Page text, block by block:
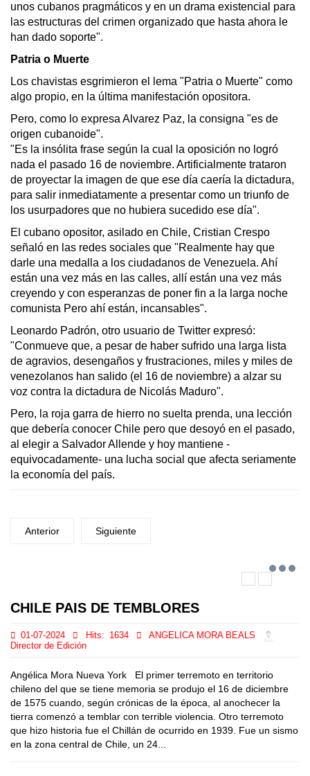
unos cubanos pragmáticos y en un drama existencial para
las estructuras del crimen organizado que hasta ahora le
han dado soporte".
Patria o Muerte
Los chavistas esgrimieron el lema "Patria o Muerte" como
algo propio, en la última manifestación opositora.
Pero, como lo expresa Alvarez Paz, la consigna "es de
origen cubanoide".
"Es la insólita frase según la cual la oposición no logró
nada el pasado 16 de noviembre. Artificialmente trataron
de proyectar la imagen de que ese día caería la dictadura,
para salir inmediatamente a presentar como un triunfo de
los usurpadores que no hubiera sucedido ese día".
El cubano opositor, asilado en Chile, Cristian Crespo
señaló en las redes sociales que "Realmente hay que
darle una medalla a los ciudadanos de Venezuela. Ahí
están una vez más en las calles, allí están una vez más
creyendo y con esperanzas de poner fin a la larga noche
comunista Pero ahí están, incansables".
Leonardo Padrón, otro usuario de Twitter expresó:
"Conmueve que, a pesar de haber sufrido una larga lista
de agravios, desengaños y frustraciones, miles y miles de
venezolanos han salido (el 16 de noviembre) a alzar su
voz contra la dictadura de Nicolás Maduro".
Pero, la roja garra de hierro no suelta prenda, una lección
que debería conocer Chile pero que desoyó en el pasado,
al elegir a Salvador Allende y hoy mantiene -
equivocadamente- una lucha social que afecta seriamente
la economía del país.
Anterior Siguiente
CHILE PAIS DE TEMBLORES
01-07-2024 Hits: 1634
ANGELICA MORA BEALS
Director de Edición
Angélica Mora Nueva York El primer terremoto en territorio
chileno del que se tiene memoria se produjo el 16 de diciembre
de 1575 cuando, según crónicas de la época, al anochecer la
tierra comenzó a temblar con terrible violencia. Otro terremoto
que hizo historia fue el Chillán de ocurrido en 1939. Fue un sismo
en la zona central de Chile, un 24...